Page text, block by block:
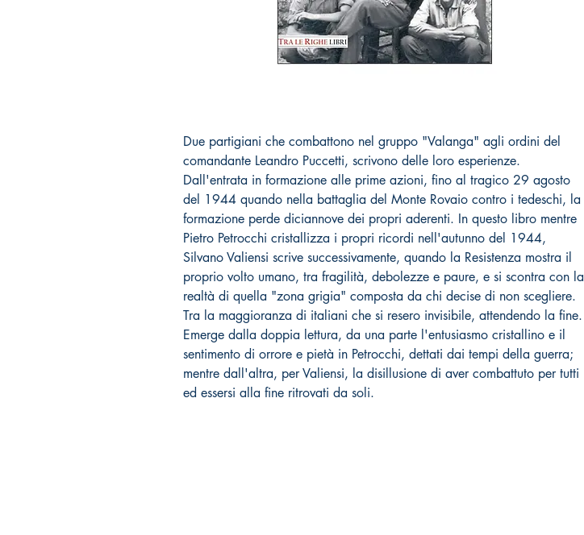
Due partigiani che combattono nel gruppo "Valanga" agli ordini del
comandante Leandro Puccetti, scrivono delle loro esperienze.
Dall'entrata in formazione alle prime azioni, fino al tragico 29 agosto
del 1944 quando nella battaglia del Monte Rovaio contro i tedeschi, la
formazione perde diciannove dei propri aderenti. In questo libro mentre
Pietro Petrocchi cristallizza i propri ricordi nell'autunno del 1944,
Silvano Valiensi scrive successivamente, quando la Resistenza mostra il
proprio volto umano, tra fragilità, debolezze e paure, e si scontra con la
realtà di quella "zona grigia" composta da chi decise di non scegliere.
Tra la maggioranza di italiani che si resero invisibile, attendendo la fine.
Emerge dalla doppia lettura, da una parte l'entusiasmo cristallino e il
sentimento di orrore e pietà in Petrocchi, dettati dai tempi della guerra;
mentre dall'altra, per Valiensi, la disillusione di aver combattuto per tutti
ed essersi alla fine ritrovati da soli.